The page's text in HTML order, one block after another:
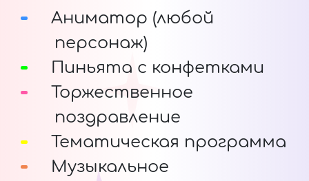
Аниматор (любой
персонаж)
Пиньята с конфетками
Торжественное
поздравление
Тематическая программа
Музыкальное